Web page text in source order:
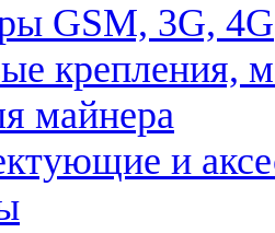
GSM, 3G, 4G
крепления,
майнера
и